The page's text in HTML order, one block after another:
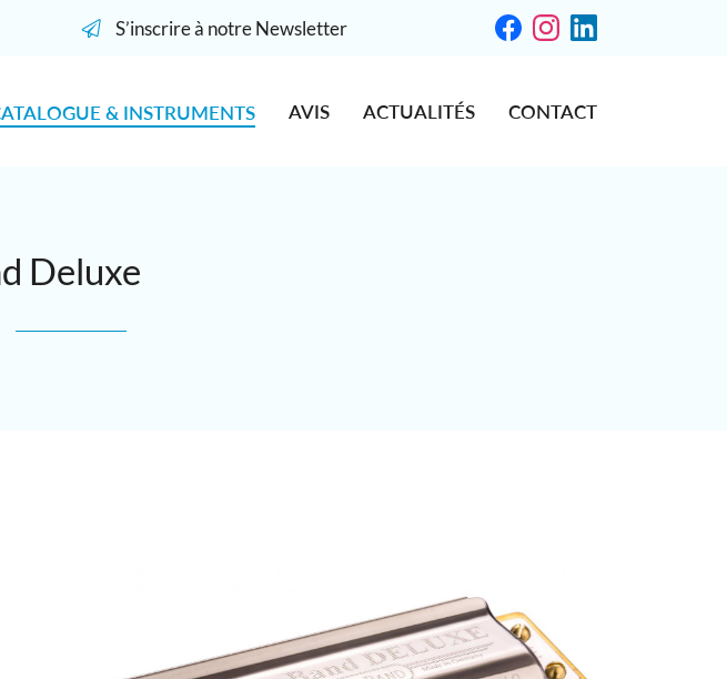
S’inscrire à notre Newsletter
& INSTRUMENTS AVIS ACTUALITÉS CONTACT
Deluxe